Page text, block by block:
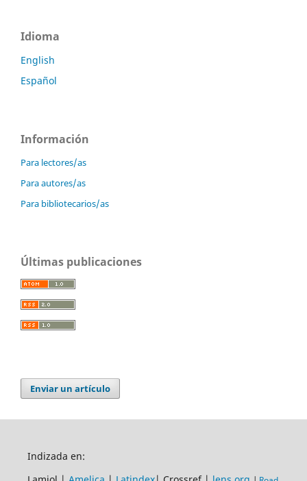
Idioma
English
Español
Información
Para lectores/as
Para autores/as
Para bibliotecarios/as
Últimas publicaciones
Enviar un artículo
Indizada en: